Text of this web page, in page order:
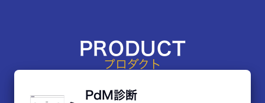
PRODUCT
プロダクト
PdM診断